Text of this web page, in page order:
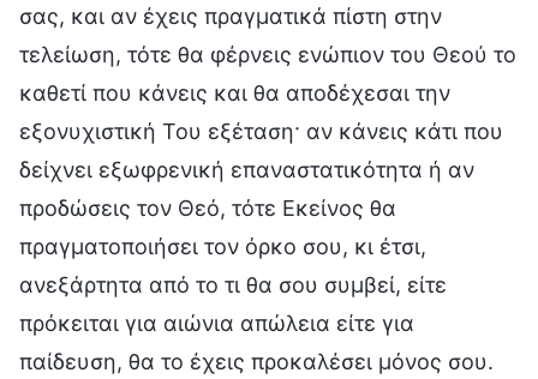
σας, και αν έχεις πραγματικά πίστη στην
τελείωση, τότε θα φέρνεις ενώπιον του Θεού το
καθετί που κάνεις και θα αποδέχεσαι την
εξονυχιστική Του εξέταση· αν κάνεις κάτι που
δείχνει εξωφρενική επαναστατικότητα ή αν
προδώσεις τον Θεό, τότε Εκείνος θα
πραγματοποιήσει τον όρκο σου, κι έτσι,
ανεξάρτητα από το τι θα σου συμβεί, είτε
πρόκειται για αιώνια απώλεια είτε για
παίδευση, θα το έχεις προκαλέσει μόνος σου.